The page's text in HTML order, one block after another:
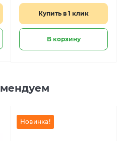
Купить в 1 клик
В корзину
Новинка!